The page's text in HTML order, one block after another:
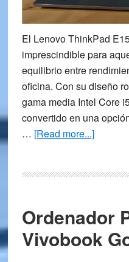
El Lenovo ThinkPad
imprescindible para
equilibrio entre
oficina. Con su diseño
gama media Intel Core
convertido en una
… [Read more...]about
G4
–
Ordenador
Vivobook